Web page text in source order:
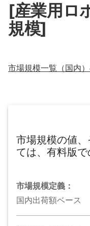
[産業用ロ
規模]
市場規模一覧（国内
市場規模の値
ては、有料版で
市場規模定義：
国内出荷額ベース